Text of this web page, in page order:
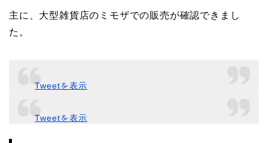
主に、大型雑貨店のミモザでの販売が確認できまし
た。
Tweetを表示
Tweetを表示